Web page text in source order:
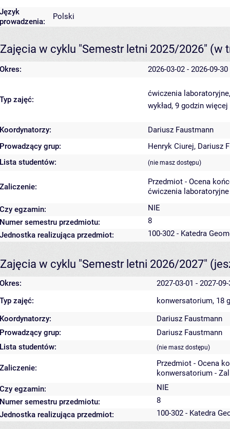
Język
prowadzenia:
Polski
Zajęcia w cyklu "Semestr letni 2025/2026" (w
Okres: 2026-03-02 - 2026-09-30
Typ zajęć:
ćwiczenia
wykład, 9 godzin
Koordynatorzy:
Dariusz Faustmann
Prowadzący grup:
Henryk Ciurej, Dariusz
Lista studentów:
(nie masz dostępu)
Zaliczenie:
Przedmiot - Ocena
ćwiczenia
Czy egzamin:
NIE
Numer semestru przedmiotu:
8
Jednostka realizująca przedmiot:
100-302 - Katedra
Zajęcia w cyklu "Semestr letni 2026/2027"
Okres:
2027-03-01 - 2027-
Typ zajęć:
konwersatorium, 18
Koordynatorzy:
Dariusz Faustmann
Prowadzący grup:
Dariusz Faustmann
Lista studentów:
(nie masz dostępu)
Zaliczenie:
Przedmiot - Ocena
konwersatorium -
Czy egzamin:
NIE
Numer semestru przedmiotu:
8
Jednostka realizująca przedmiot:
100-302 - Katedra